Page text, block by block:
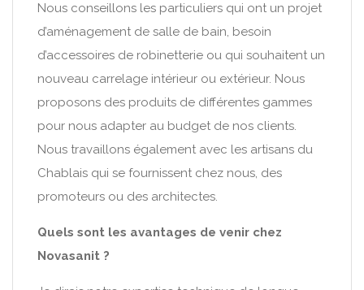
Nous conseillons les particuliers qui ont un projet
d’aménagement de salle de bain, besoin
d’accessoires de robinetterie ou qui souhaitent un
nouveau carrelage intérieur ou extérieur. Nous
proposons des produits de différentes gammes
pour nous adapter au budget de nos clients.
Nous travaillons également avec les artisans du
Chablais qui se fournissent chez nous, des
promoteurs ou des architectes.
Quels sont les avantages de venir chez
Novasanit ?